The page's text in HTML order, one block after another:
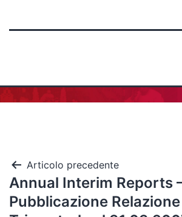
Articolo precedente
Annual Interim Reports
Pubblicazione Relazione